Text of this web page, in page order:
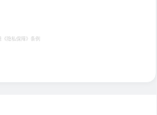
《隐私保障》 条例